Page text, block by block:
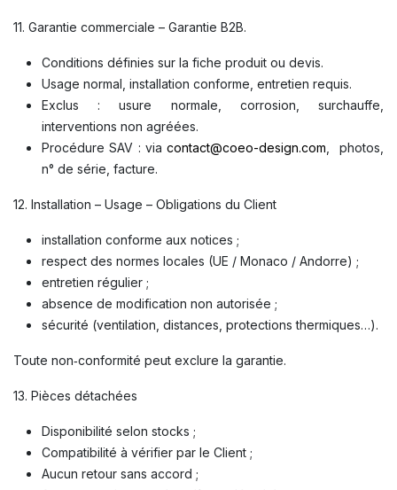
11. Garantie commerciale – Garantie B2B.
Conditions définies sur la fiche produit ou devis.
Usage normal, installation conforme, entretien requis.
Exclus : usure normale, corrosion, surchauffe,
interventions non agréées.
Procédure SAV : viacontact@coeo-design.com , photos,
n° de série, facture.
12. Installation – Usage – Obligations du Client
installation conforme aux notices ;
respect des normes locales (UE / Monaco / Andorre) ;
entretien régulier ;
absence de modification non autorisée ;
sécurité (ventilation, distances, protections thermiques…).
Toute non‑conformité peut exclure la garantie.
13. Pièces détachées
Disponibilité selon stocks ;
Compatibilité à vérifier par le Client ;
Aucun retour sans accord ;